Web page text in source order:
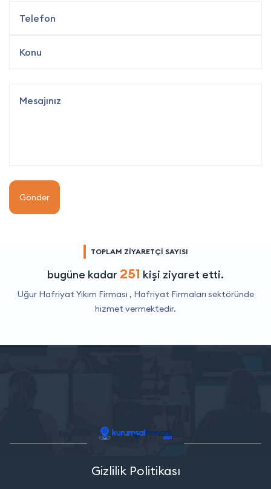
Gönder
TOPLAM ZİYARETÇİ SAYISI
bugüne kadar 251 kişi ziyaret etti.
Uğur Hafriyat Yıkım Firması , Hafriyat Firmaları sektöründe
hizmet vermektedir.
Gizlilik Politikası